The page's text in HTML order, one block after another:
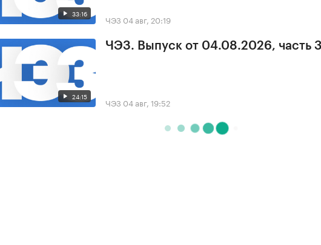
33:16 ЧЭЗ 04 авг, 20:19
24:15
ЧЭЗ. Выпуск от 04.08.2026, часть
ЧЭЗ 04 авг, 19:52